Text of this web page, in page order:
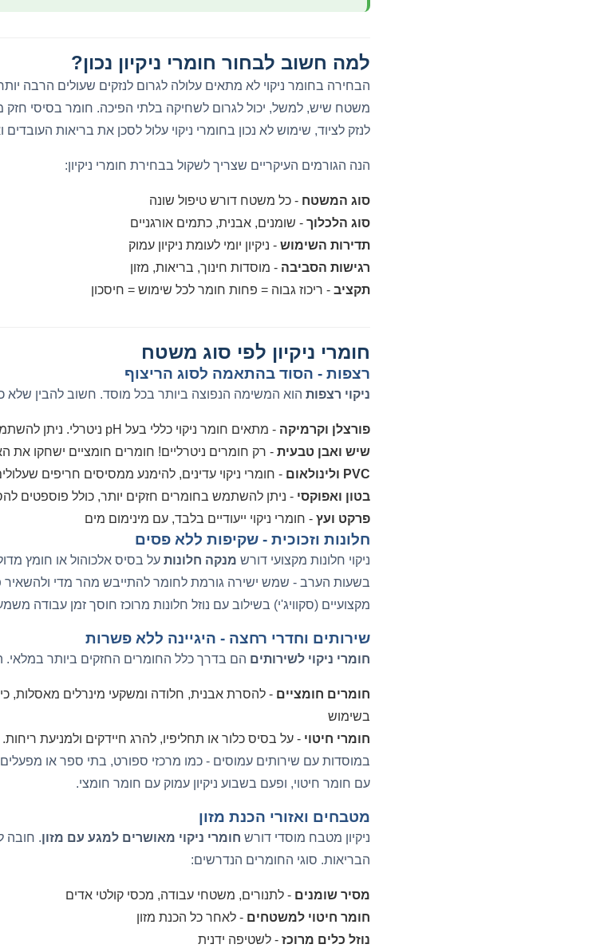
למה חשוב לבחור חומרי ניקיון נכון?
הבחירה בחומר ניקוי לא מתאים עלולה לגרום לנזקים שעולים הרבה
משטח שיש, למשל, יכול לגרום לשחיקה בלתי הפיכה. חומר בסיסי חזק
לנזק לציוד, שימוש לא נכון בחומרי ניקוי עלול לסכן את בריאות
הנה הגורמים העיקריים שצריך לשקול בבחירת חומרי ניקיון:
סוג המשטח - כל משטח דורש טיפול שונה
סוג הלכלוך - שומנים, אבנית, כתמים אורגניים
תדירות השימוש - ניקיון יומי לעומת ניקיון עמוק
רגישות הסביבה - מוסדות חינוך, בריאות, מזון
תקציב - ריכוז גבוה = פחות חומר לכל שימוש = חיסכון
חומרי ניקיון לפי סוג משטח
רצפות - הסוד בהתאמה לסוג הריצוף
ניקוי רצפות הוא המשימה הנפוצה ביותר בכל מוסד. חשוב להבין שלא
פורצלן וקרמיקה - מתאים חומר ניקוי כללי בעל pH ניטרלי. ניתן להשתמש בחומרים חזקים יותר לניקיון עמוק תקופתי
שיש ואבן טבעית - רק חומרים ניטרליים! חומרים חומציים ישחקו את
PVC ולינולאום
- חומרי ניקוי עדינים, להימנע ממסיסים חריפים
בטון ואפוקסי - ניתן להשתמש בחומרים חזקים יותר, כולל פוספטים
פרקט ועץ - חומרי ניקוי ייעודיים בלבד, עם מינימום מים
חלונות וזכוכית - שקיפות ללא פסים
ניקוי חלונות מקצועי דורש מנקה חלונות על בסיס אלכוהול או חומץ
בשעות הערב - שמש ישירה גורמת לחומר להתייבש מהר מדי ולהשאיר
מקצועיים (סקוויג'י) בשילוב עם נוזל חלונות מרוכז חוסך זמן עבודה
שירותים וחדרי רחצה - היגיינה ללא פשרות
חומרי ניקוי לשירותים הם בדרך כלל החומרים החזקים ביותר במלאי.
חומרים חומציים - להסרת אבנית, חלודה ומשקעי מינרלים מאסלות,
בשימוש
חומרי חיטוי - על בסיס כלור או תחליפיו, להרג חיידקים ולמניעת
במוסדות עם שירותים עמוסים - כמו מרכזי ספורט, בתי ספר או מפעלים
עם חומר חיטוי, ופעם בשבוע ניקיון עמוק עם חומר חומצי.
מטבחים ואזורי הכנת מזון
ניקיון מטבח מוסדי דורש חומרי ניקוי מאושרים למגע עם מזון. חובה
הבריאות. סוגי החומרים הנדרשים:
מסיר שומנים - לתנורים, משטחי עבודה, מכסי קולטי אדים
חומר חיטוי למשטחים - לאחר כל הכנת מזון
נוזל כלים מרוכז - לשטיפה ידנית